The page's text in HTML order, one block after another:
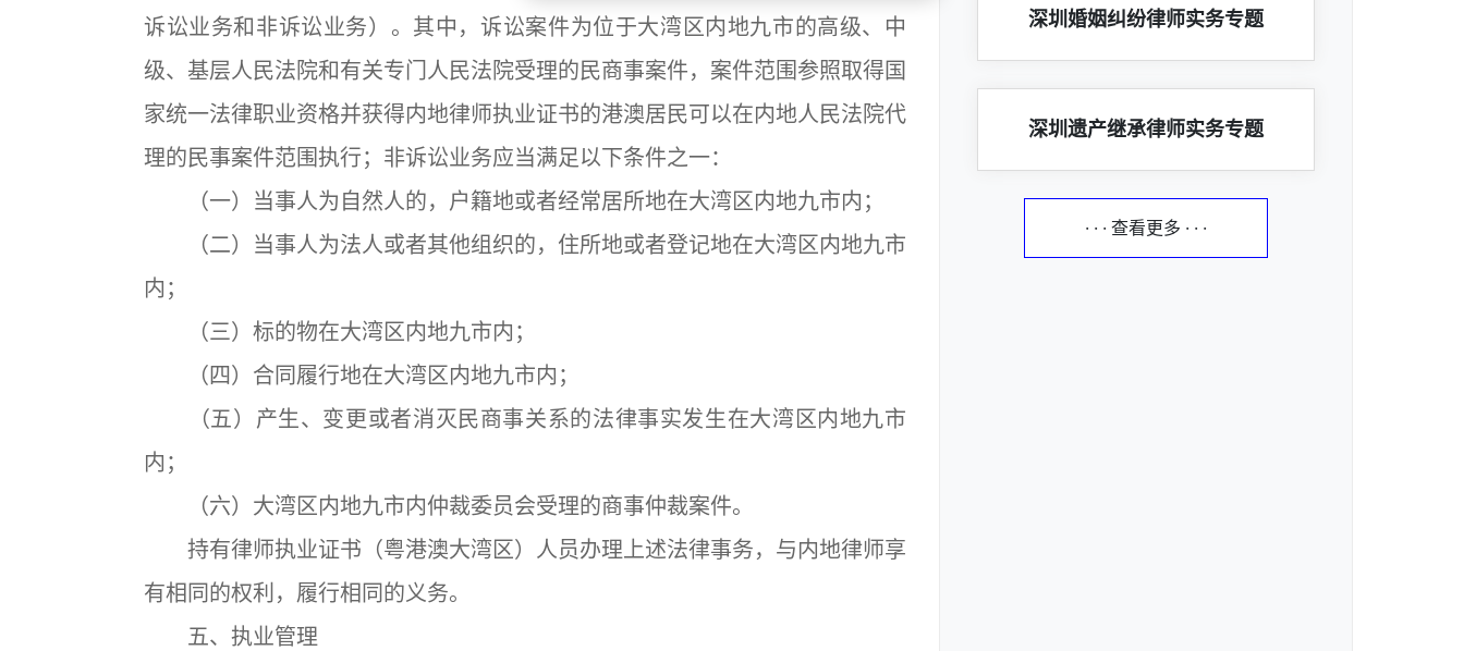
诉讼业务和非诉讼业务）。其中，诉讼案件为位于大湾区内地九市的高级、中
级、基层人民法院和有关专门人民法院受理的民商事案件，案件范围参照取得国
家统一法律职业资格并获得内地律师执业证书的港澳居民可以在内地人民法院代
理的民事案件范围执行；非诉讼业务应当满足以下条件之一：
（一）当事人为自然人的，户籍地或者经常居所地在大湾区内地九市内；
（二）当事人为法人或者其他组织的，住所地或者登记地在大湾区内地九市
内；
（三）标的物在大湾区内地九市内；
（四）合同履行地在大湾区内地九市内；
（五）产生、变更或者消灭民商事关系的法律事实发生在大湾区内地九市
内；
（六）大湾区内地九市内仲裁委员会受理的商事仲裁案件。
持有律师执业证书（粤港澳大湾区）人员办理上述法律事务，与内地律师享
有相同的权利，履行相同的义务。
五、执业管理
深圳婚姻纠纷律师实务专题
深圳遗产继承律师实务专题
· · · 查看更多 · · ·